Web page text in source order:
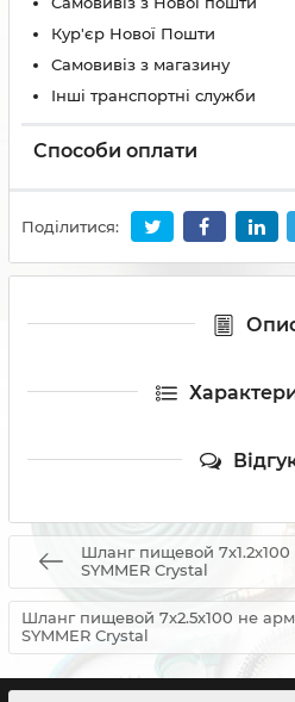
Кур'єр Нової Пошти
Самовивіз з магазину
Інші транспортні служби
Способи оплати
Поділитися:
Шланг пищевой
SYMMER Сrystal
Шланг пищевой 7х2.5х100 не
SYMMER Сrystal